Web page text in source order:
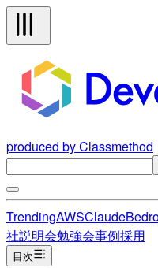
produced by Classmethod
TrendingAWSClaude
社説明会勉強会事例採用
目次